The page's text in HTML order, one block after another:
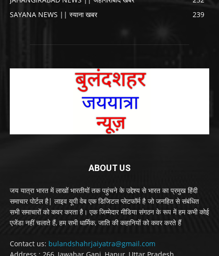
SAYANA NEWS || स्याना खबर
239
ABOUT US
जय यात्रा भारत में लाखों भारतीयों तक पहुंचने के उद्देश्य से भारत का प्रमुख हिंदी
समाचार पोर्टल है| लाइव यूपी वेब एक डिजिटल प्लेटफॉर्म है जो जनहित से संबंधित
सभी समाचारों को कवर करता है। एक जिम्मेदार मीडिया संगठन के रूप में हम कभी कोई
एजेंडा नहीं चलाते हैं, हम सभी धार्मिक, जाति की कहानियों को कवर करते हैं
Contact us: bulandshahrjaiyatra@gmail.com
Address : 266, Jawahar Ganj, Hapur, Uttar Pradesh